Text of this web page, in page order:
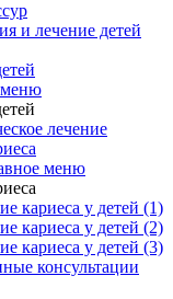
и лечение детей
лечение
меню
кариеса у детей (1)
кариеса у детей (2)
кариеса у детей (3)
консультации